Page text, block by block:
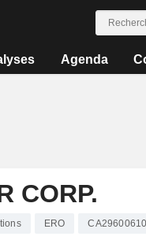
Agenda
CORP.
ERO